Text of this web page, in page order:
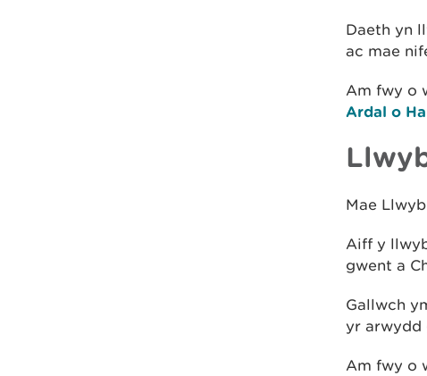
Daeth yn
ac mae
Am fwy o
Ardal o
Mae
Aiff y
gwent a
Gallwch
yr arwydd
Am fwy o